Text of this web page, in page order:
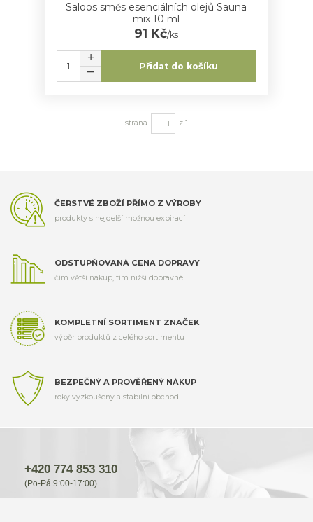
Saloos směs esenciálních olejů Sauna
mix 10 ml
91 Kč/ks
Přidat do košíku
strana z 1
ČERSTVÉ ZBOŽÍ PŘÍMO Z VÝROBY
produkty s nejdelší možnou expirací
ODSTUPŇOVANÁ CENA DOPRAVY
čím větší nákup, tím nižší dopravné
KOMPLETNÍ SORTIMENT ZNAČEK
výběr produktů z celého sortimentu
BEZPEČNÝ A PROVĚŘENÝ NÁKUP
roky vyzkoušený a stabilní obchod
+420 774 853 310
(Po-Pá 9:00-17:00)